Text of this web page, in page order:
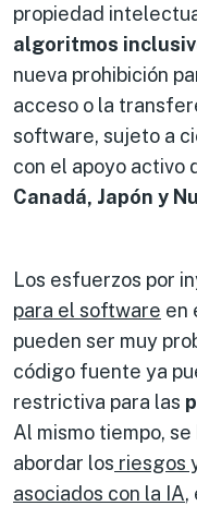
propiedad
algoritmos
nueva prohibición
acceso o la
software, sujeto a
con el apoyo activo
Canadá, Japón y
Los esfuerzos por
para el software en
pueden ser muy
código fuente ya
restrictiva para las
Al mismo tiempo,
abordar los riesgos
asociados con la IA,